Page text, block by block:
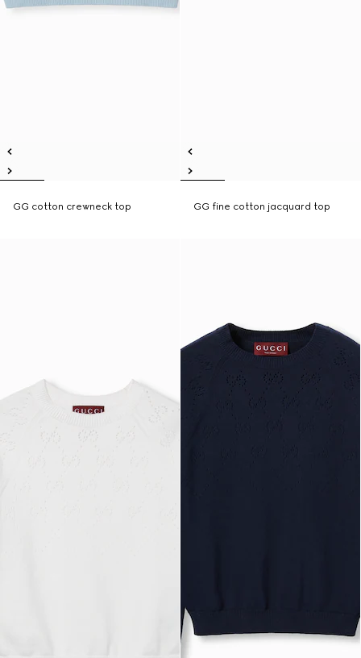
GG cotton crewneck top GG fine cotton jacquard top